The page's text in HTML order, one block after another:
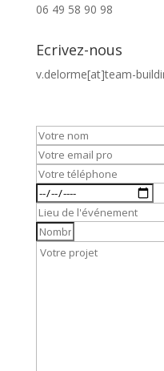
06 49 58 90 98
Ecrivez-nous
v.delorme[at]team-